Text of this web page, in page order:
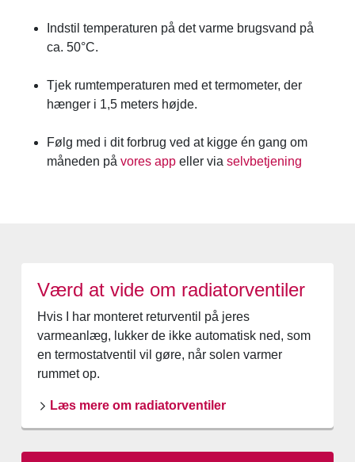
Indstil temperaturen på det varme brugsvand på
ca. 50°C.
Tjek rumtemperaturen med et termometer, der
hænger i 1,5 meters højde.
Følg med i dit forbrug ved at kigge én gang om
måneden på vores app eller via selvbetjening
Værd at vide om radiatorventiler
Hvis I har monteret returventil på jeres
varmeanlæg, lukker de ikke automatisk ned, som
en termostatventil vil gøre, når solen varmer
rummet op.
Læs mere om radiatorventiler